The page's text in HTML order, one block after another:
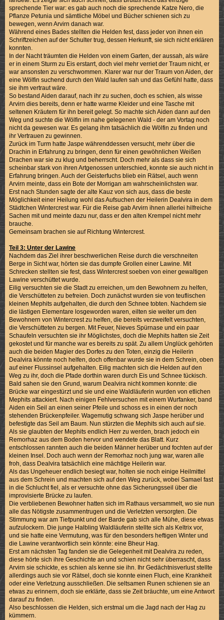
sprechende Tier war: es gab auch noch die sprechende Katze Nero, die
Pflanze Petunia und sämtliche Möbel und Bücher schienen sich zu
bewegen, wenn Arvirn danach war.
Während eines Bades stellten die Helden fest, dass jeder von ihnen ein
Schriftzeichen auf der Schulter trug, dessen Herkunft, sie sich nicht erklären
konnten.
In der Nacht träumten die Helden von einem Garten, der aussah, als wäre
er in einem Sturm zu Eis erstarrt, doch viel mehr verriet der Traum nicht, er
war ansonsten zu verschwommen. Klarer war nur der Traum von Aiden, der
eine Wölfin suchend durch den Wald laufen sah und das Gefühl hatte, dass
sie ihm vertraut wäre.
So bestand Aiden darauf, nach ihr zu suchen, doch es schien, als wisse
Arvirn dies bereits, denn er hatte warme Kleider und eine Tasche mit
seltenen Kräutern für ihn bereit gelegt. So machte sich Aiden dann auf den
Weg und suchte die Wölfin im nahe gelegenen Wald - der am Vortag noch
nicht da gewesen war. Es gelang ihm tatsächlich die Wölfin zu finden und
ihr Vertrauen zu gewinnen.
Zurück im Turm hatte Jaspe währenddessen versucht, mehr über die
Drachin in Erfahrung zu bringen, denn für einen gewöhnlichen Weißen
Drachen war sie zu klug und beherrscht. Doch mehr als dass sie sich
scheinbar stark von ihren Artgenossen unterschied, konnte sie auch nicht in
Erfahrung bringen. Auch der Geisterfuchs blieb ein Rätsel, auch wenn
Arvirn meinte, dass ein Bote der Morrigan am wahrscheinlichsten war.
Erst nach Stunden sagte der alte Kauz von sich aus, dass die beste
Möglichkeit einer Heilung wohl das Aufsuchen der Heilerin Dealvira in dem
Städtchen Wintercrest war. Für die Reise gab Arvirn ihnen allerlei hilfreiche
Sachen mit und meinte dazu nur, dass er den alten Krempel nicht mehr
brauche.
Gemeinsam brachen sie auf Richtung Wintercrest.
Teil 3: Unter der Lawine
Nachdem das Ziel ihrer beschwerlichen Reise durch die verschneiten
Berge in Sicht war, hörten sie das dumpfe Grollen einer Lawine. Mit
Schrecken stellten sie fest, dass Wintercrest soeben von einer gewaltigen
Lawine verschüttet wurde.
Eilig versuchten sie die Stadt zu erreichen, um den Bewohnern zu helfen,
die Verschütteten zu befreien. Doch zunächst wurden sie von teuflischen
kleinen Mephits aufgehalten, die durch den Schnee tobten. Nachdem sie
die lästigen Elementare losgeworden waren, eilten sie weiter um den
Bewohnern von Wintercrest zu helfen, die bereits verzweifelt versuchten,
die Verschütteten zu bergen. Mit Feuer, Nieves Spürnase und ein paar
Schaufeln versuchten sie ihr Möglichstes, doch die Mephits hatten sie Zeit
gekostet und für manche war es bereits zu spät. Zu allem Unglück gehörten
auch die beiden Magier des Dorfes zu den Toten, einzig die Heilerin
Dealvira könnte noch helfen, doch offenbar wurde sie in dem Schrein, oben
auf einer Flussinsel aufgehalten. Eilig machten sich die Helden auf den
Weg zu ihr, doch die Pfade dorthin waren durch Eis und Schnee tückisch.
Bald sahen sie den Grund, warum Dealvira nicht kommen konnte: die
Brücke war eingestürzt und sie und eine Waldläuferin wurden von etlichen
Mephits attackiert. Nach einigen Fehlversuchen mit einem Wurfanker, band
Aiden ein Seil an einen seiner Pfeile und schoss es in einen der noch
stehenden Brückenpfeiler. Wagemutig schwang sich Jaspe herüber und
befestigte das Seil am Baum. Nun stürzten die Mephits sich auch auf sie.
Als sie glaubten der Mephits endlich Herr zu werden, brach jedoch ein
Remorhaz aus dem Boden hervor und wendete das Blatt. Kurz
entschlossen rannten auch die beiden Männer herüber und fochten auf der
kleinen Insel. Doch auch wenn der Remorhaz noch jung war, waren alle
froh, dass Dealvira tatsächlich eine mächtige Heilerin war.
Als das Ungeheuer endlich besiegt war, holten sie noch einige Heilmittel
aus dem Schrein und machten sich auf den Weg zurück, wobei Samael fast
in die Schlucht fiel, als er versuchte ohne das Sicherungsseil über die
improvisierte Brücke zu laufen.
Die verbliebenen Bewohner hatten sich im Rathaus versammelt, wo sie nun
alle das Nötigste zusammentrugen und die Verletzten versorgten. Die
Stimmung war am Tiefpunkt und der Barde gab sich alle Mühe, diese etwas
aufzulockern. Die junge Halbling Waldläuferin stellte sich als Keltrix vor,
und sie hatte eine Vermutung, was für den besonders heftigen Winter und
die Lawine verantwortlich sein könnte: eine Bheur Hag.
Erst am nächsten Tag fanden sie die Gelegenheit mit Dealvira zu reden,
diese hörte sich ihre Geschichte an und schien nicht sehr überrascht, dass
Arvirn sie schickte, es schien als kenne sie ihn. Ihr Gedächtnisverlust stellte
allerdings auch sie vor Rätsel, doch sie konnte einen Fluch, eine Krankheit
oder eine Verletzung ausschließen. Die seltsamen Runen schienen sie an
etwas zu erinnern, doch sie erklärte, dass sie Zeit bräuchte, um eine Antwort
darauf zu finden.
Also beschlossen die Helden, sich erstmal um die Jagd nach der Hag zu
kümmern.